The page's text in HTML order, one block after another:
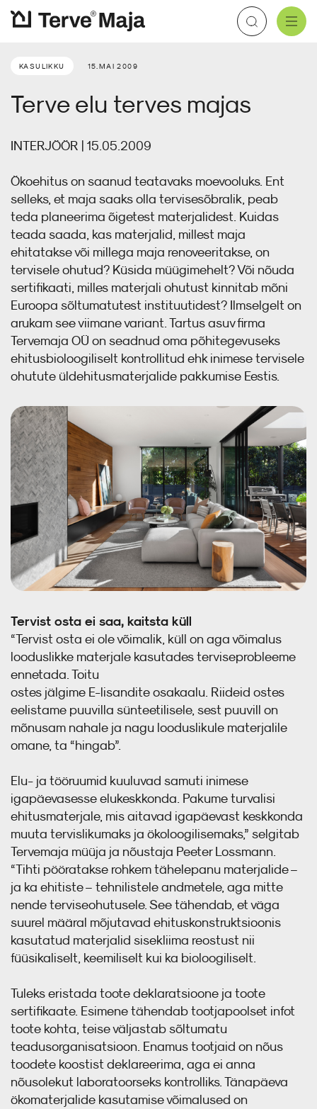
Kontakt E-pood
Katus
Aluskatted
Aluskatus
Tuuletõkkeplaat
Fassaad
Katteplaadid
Tuuletõke
Soojustus
Soojustusvill
Soojustuspuiste
Auru- ja õhutõke
Aurutõke
Õhutõke
Erilahendused
Kaablimansetid
Torumansetid
Kipskiudplaat
Kipskiudplaat
Tsementplaat
Tarvikud
Est
KASULIKKU 15.MAI 2009
Terve elu terves majas
INTERJÖÖR | 15.05.2009
Ökoehitus on saanud teatavaks moevooluks. Ent
selleks, et maja saaks olla tervisesõbralik, peab
teda planeerima õigetest materjalidest. Kuidas
teada saada, kas materjalid, millest maja
ehitatakse või millega maja renoveeritakse, on
tervisele ohutud? Küsida müügimehelt? Või nõuda
sertifikaati, milles materjali ohutust kinnitab mõni
Euroopa sõltumatutest instituutidest? Ilmselgelt on
arukam see viimane variant. Tartus asuv firma
Tervemaja OÜ on seadnud oma põhitegevuseks
ehitusbioloogiliselt kontrollitud ehk inimese tervisele
ohutute üldehitusmaterjalide pakkumise Eestis.
Tervist osta ei saa, kaitsta küll
“Tervist osta ei ole võimalik, küll on aga võimalus
looduslikke materjale kasutades terviseprobleeme
ennetada. Toitu
ostes jälgime E-lisandite osakaalu. Riideid ostes
eelistame puuvilla sünteetilisele, sest puuvill on
mõnusam nahale ja nagu looduslikule materjalile
omane, ta “hingab”.
Elu- ja tööruumid kuuluvad samuti inimese
igapäevasesse elukeskkonda. Pakume turvalisi
ehitusmaterjale, mis aitavad igapäevast keskkonda
muuta tervislikumaks ja ökoloogilisemaks,” selgitab
Tervemaja müüja ja nõustaja Peeter Lossmann.
“Tihti pööratakse rohkem tähelepanu materjalide –
ja ka ehitiste – tehnilistele andmetele, aga mitte
nende terviseohutusele. See tähendab, et väga
suurel määral mõjutavad ehituskonstruktsioonis
kasutatud materjalid sisekliima reostust nii
füüsikaliselt, keemiliselt kui ka bioloogiliselt.
Tuleks eristada toote deklaratsioone ja toote
sertifikaate. Esimene tähendab tootjapoolset infot
toote kohta, teise väljastab sõltumatu
teadusorganisatsioon. Enamus tootjaid on nõus
toodete koostist deklareerima, aga ei anna
nõusolekut laboratoorseks kontrolliks. Tänapäeva
ökomaterjalide kasutamise võimalused on